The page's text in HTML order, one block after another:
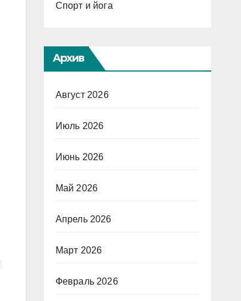
Спорт и йога
Архив
Август 2026
Июль 2026
Июнь 2026
Май 2026
Апрель 2026
Март 2026
Февраль 2026